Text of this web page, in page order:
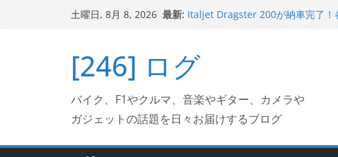
キ
土曜日, 8月 8, 2026 最新: リングが楽しくなった
Jeff Beck 逝去
Ken Block 逝去
フェクターが返礼品でもらえる！
[246] ログ
バイク、F1やクルマ、音楽やギター、カメラや
ガジェットの話題を日々お届けするブログ